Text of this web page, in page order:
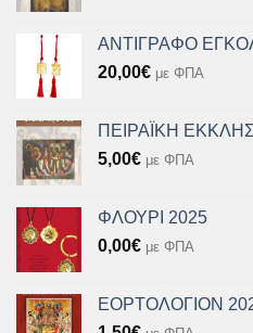
ΑΝΤΙΓΡΑΦΟ
20,00€ με ΦΠΑ
ΠΕΙΡΑΪΚΗ
5,00€ με ΦΠΑ
ΦΛΟΥΡΙ 2025
0,00€ με ΦΠΑ
ΕΟΡΤΟΛΟΓΙΟΝ